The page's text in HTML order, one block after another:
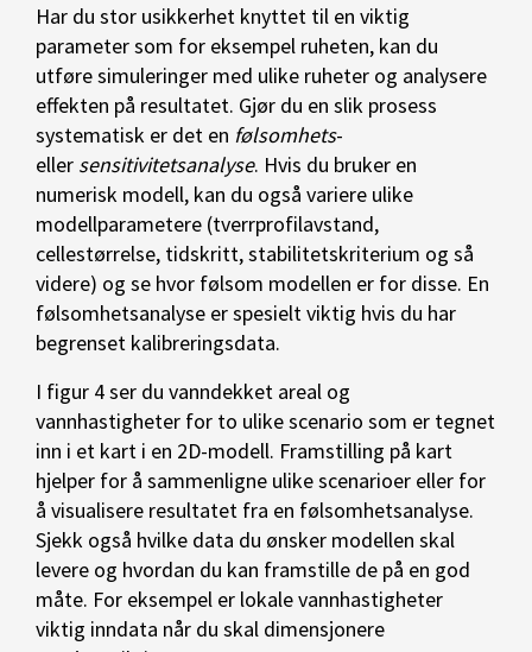
Har du stor usikkerhet knyttet til en viktig
parameter som for eksempel ruheten, kan du
utføre simuleringer med ulike ruheter og analysere
effekten på resultatet. Gjør du en slik prosess
systematisk er det en følsomhets-
eller sensitivitetsanalyse. Hvis du bruker en
numerisk modell, kan du også variere ulike
modellparametere (tverrprofilavstand,
cellestørrelse, tidskritt, stabilitetskriterium og så
videre) og se hvor følsom modellen er for disse. En
følsomhetsanalyse er spesielt viktig hvis du har
begrenset kalibreringsdata.
I figur 4 ser du vanndekket areal og
vannhastigheter for to ulike scenario som er tegnet
inn i et kart i en 2D-modell. Framstilling på kart
hjelper for å sammenligne ulike scenarioer eller for
å visualisere resultatet fra en følsomhetsanalyse.
Sjekk også hvilke data du ønsker modellen skal
levere og hvordan du kan framstille de på en god
måte. For eksempel er lokale vannhastigheter
viktig inndata når du skal dimensjonere